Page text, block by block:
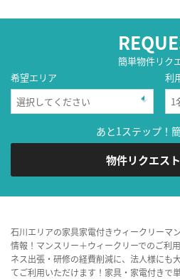
簡単物件リク
希望エリア
利
あと1ステップ！
物件リクエス
石川エリアの家具家電付きウィークリーマ
情報！マンスリー＋ウィークリーでのご利
ネス出張・研修の経費削減に、法人様にも
てご利用いただけます！家具・家電付きで